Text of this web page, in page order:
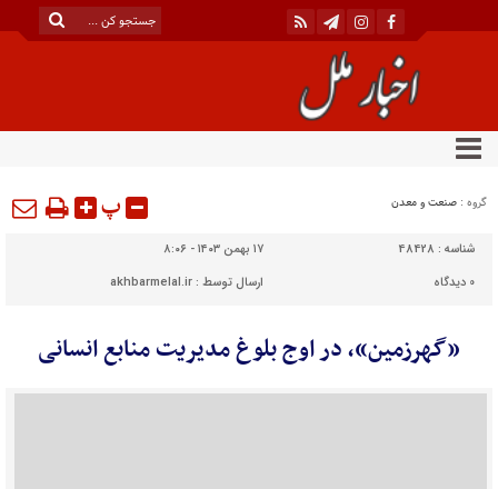
گروه : صنعت و معدن پ
شناسه : 48428
۱۷ بهمن ۱۴۰۳ - ۸:۰۶
0 دیدگاه ارسال توسط :akhbarmelal.ir
«گهرزمین»، در اوج بلوغ مدیریت منابع انسانی